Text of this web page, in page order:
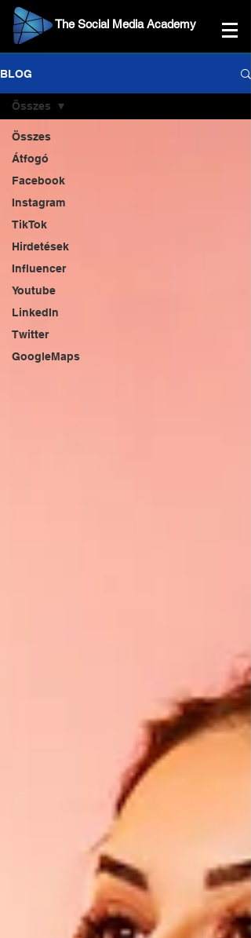
The Social Media Academy
BLOG
Összes
Átfogó
Facebook
Instagram
TikTok
Hirdetések
Influencer
Youtube
LinkedIn
Twitter
GoogleMaps
Összes